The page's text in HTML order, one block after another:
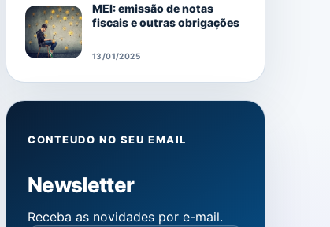
MEI: emissão de notas
fiscais e outras obrigações
13/01/2025
CONTEUDO NO SEU EMAIL
Newsletter
Receba as novidades por e-mail.